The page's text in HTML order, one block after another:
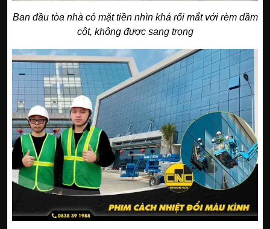
Ban đầu tòa nhà có mặt tiền nhìn khá rối mắt với rèm dầm
cột, không được sang trọng